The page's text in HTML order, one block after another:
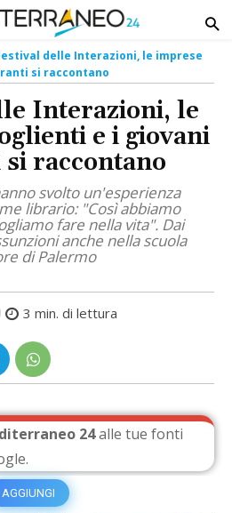
delle Interazioni, le imprese
si raccontano
Interazioni, le
e i giovani
raccontano
svolto un'esperienza
librario: "Così abbiamo
fare nella vita". Dai
anche nella scuola
di Palermo
3 min. di lettura
24alle tue fonti
AGGIUNGI